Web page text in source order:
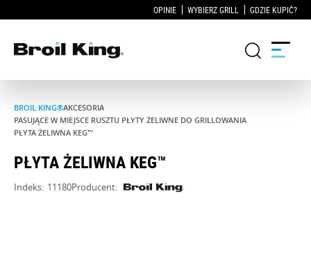
OPINIE WYBIERZ GRILL GDZIE KUPIĆ?
Grille
KUCHNIE OGRODOWE
Akcesoria do grillowania
BROIL KING®AKCESORIA
PASUJĄCE W MIEJSCE RUSZTU PŁYTY ŻELIWNE DO GRILLOWANIA
PŁYTA ŻELIWNA KEG™
PŁYTA ŻELIWNA KEG™
Indeks: 11180Producent: